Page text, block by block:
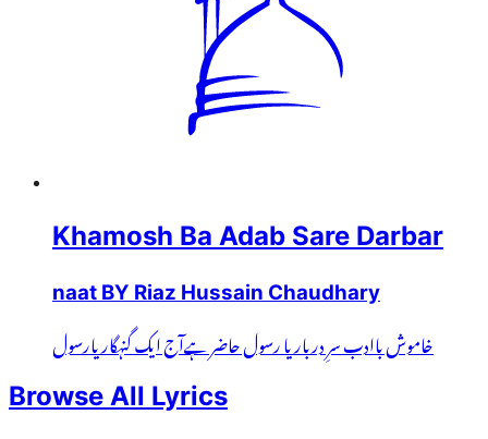
Khamosh Ba Adab Sare Darbar
naat BY Riaz Hussain Chaudhary
خاموش باادب سرِ دربار یا رسول حاضر ہےآج ایک گنہگار یارسول
Browse All Lyrics